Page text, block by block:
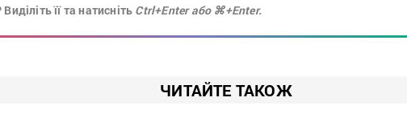
її та натисніть Ctrl+Enter або ⌘+Enter.
ЧИТАЙТЕ ТАКОЖ